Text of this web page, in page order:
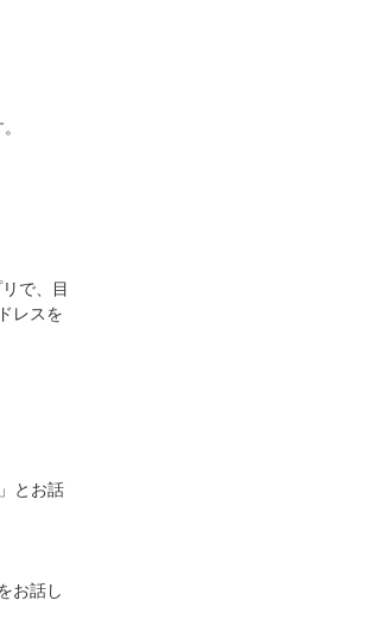
で、目
レスを
とお話
お話し